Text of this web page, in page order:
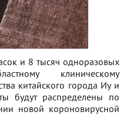
и 8 тысяч одноразовых
клиническому
китайского города Иу и
будут распределены по
новой короновирусной